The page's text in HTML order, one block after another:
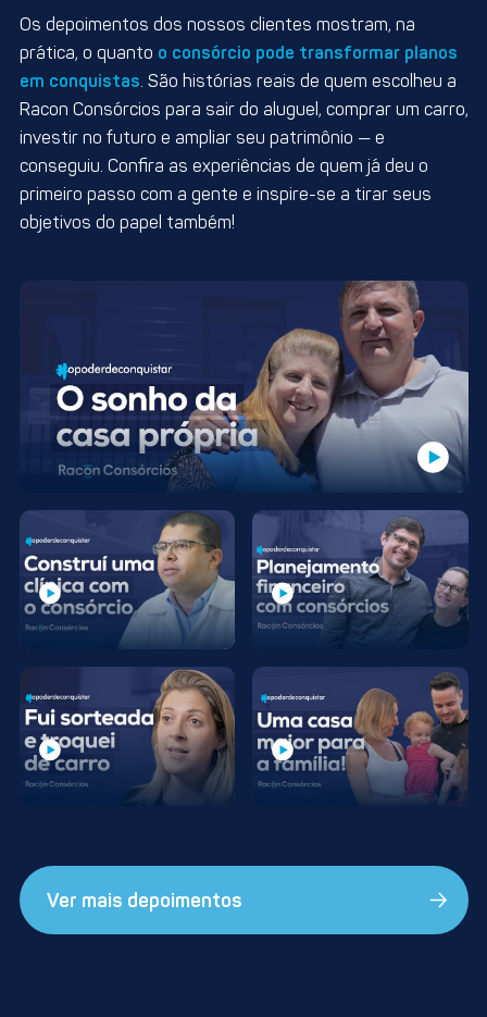
Os depoimentos dos nossos clientes mostram, na
prática, o quanto o consórcio pode transformar planos
em conquistas. São histórias reais de quem escolheu a
Racon Consórcios para sair do aluguel, comprar um carro,
investir no futuro e ampliar seu patrimônio — e
conseguiu. Confira as experiências de quem já deu o
primeiro passo com a gente e inspire-se a tirar seus
objetivos do papel também!
Ver mais depoimentos